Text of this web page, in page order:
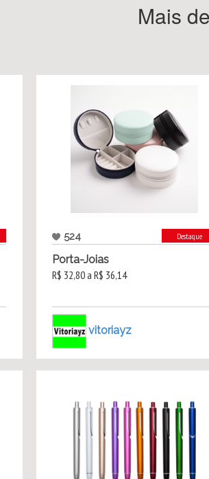
Mais
524 Destaque
Porta-Joias
R$ 32,80 a R$ 36,14
vitoriayz